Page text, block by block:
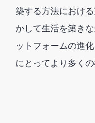
築する方法におけ
かして生活を築き
ットフォームの進
にとってより多く